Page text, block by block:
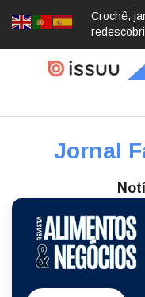
Crochê,
Jornal